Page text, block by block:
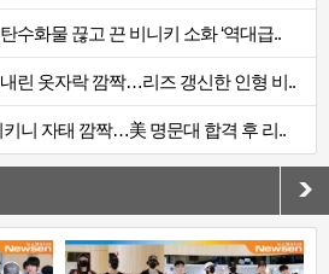
수화물 끊고 끈 비니키 소화 ‘역대급..
린 옷자락 깜짝…리즈 갱신한 인형 비..
키니 자태 깜짝…美 명문대 합격 후 리..